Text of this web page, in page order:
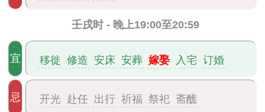
壬戌时 - 晚上19:00至20:59
宜 移徙 修造 安床 安葬 嫁娶 入宅 订婚
忌 开光 赴任 出行 祈福 祭祀 斋醮